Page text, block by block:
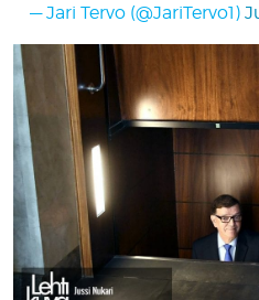
— Jari Tervo (@JariTervo1)